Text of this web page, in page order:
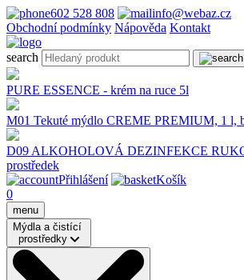
602 528 808
info@webaz.cz
Obchodní podmínky Nápověda Kontakt
search
PURE ESSENCE - krém na ruce 5l
M01 Tekuté mýdlo CREME PREMIUM, 1 l,
D09 ALKOHOLOVÁ DEZINFEKCE
prostředek
Přihlášení
Košík
0
menu
Mýdla a čistící
prostředky